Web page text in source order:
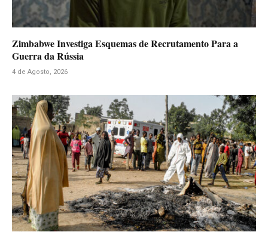
Zimbabwe Investiga Esquemas de Recrutamento Para a
Guerra da Rússia
4 de Agosto, 2026